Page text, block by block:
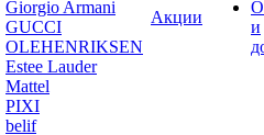
Giorgio Armani
GUCCI
OLEHENRIKSEN
Estee Lauder
Mattel
PIXI
belif
Акции
и